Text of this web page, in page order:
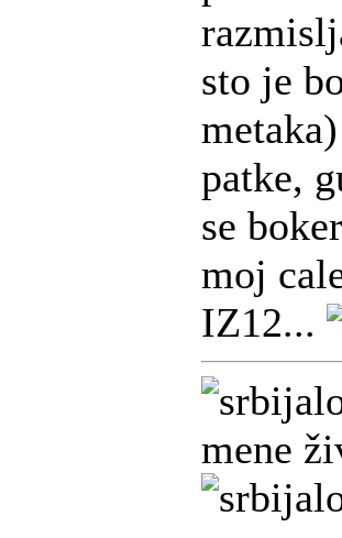
sto je
patke,
se
moj
IZ12...
mene